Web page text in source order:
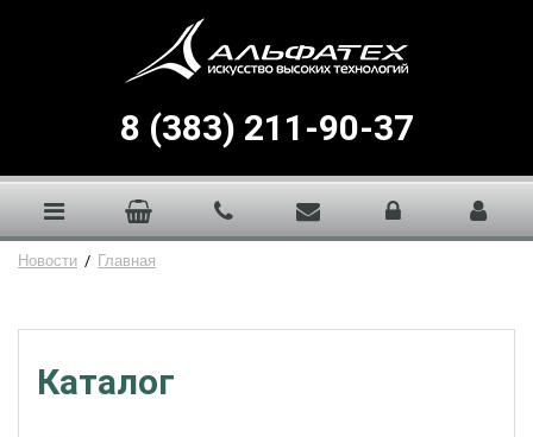
8 (383) 211-90-37
Новости / Главная
Каталог